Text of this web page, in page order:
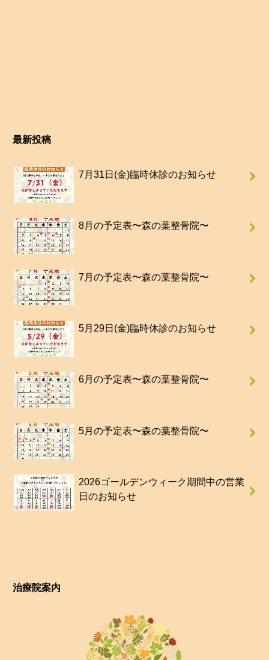
最新投稿
7月31日(金)臨時休診のお知らせ
8月の予定表〜森の葉整骨院〜
7月の予定表〜森の葉整骨院〜
5月29日(金)臨時休診のお知らせ
6月の予定表〜森の葉整骨院〜
5月の予定表〜森の葉整骨院〜
2026ゴールデンウィーク期間中の営業
日のお知らせ
治療院案内